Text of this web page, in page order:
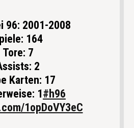
96: 2001-2008
164
Tore: 7
2
Karten: 17
1#h96
1opDoVY3eC